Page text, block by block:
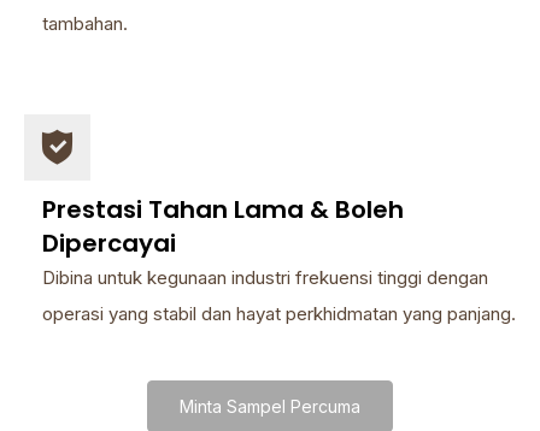
tambahan.
Prestasi Tahan Lama & Boleh
Dipercayai
Dibina untuk kegunaan industri frekuensi tinggi dengan
operasi yang stabil dan hayat perkhidmatan yang panjang.
Minta Sampel Percuma